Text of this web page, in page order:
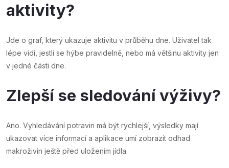
aktivity?
Jde o graf, který ukazuje aktivitu v průběhu dne. Uživatel tak
lépe vidí, jestli se hýbe pravidelně, nebo má většinu aktivity jen
v jedné části dne.
Zlepší se sledování výživy?
Ano. Vyhledávání potravin má být rychlejší, výsledky mají
ukazovat více informací a aplikace umí zobrazit odhad
makroživin ještě před uložením jídla.